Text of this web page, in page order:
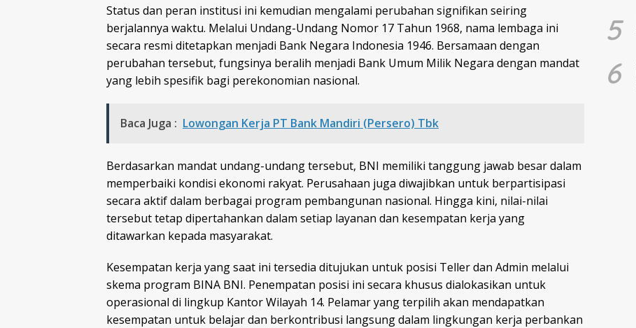
Status dan peran institusi ini kemudian mengalami perubahan signifikan seiring
berjalannya waktu. Melalui Undang-Undang Nomor 17 Tahun 1968, nama lembaga ini
secara resmi ditetapkan menjadi Bank Negara Indonesia 1946. Bersamaan dengan
perubahan tersebut, fungsinya beralih menjadi Bank Umum Milik Negara dengan mandat
yang lebih spesifik bagi perekonomian nasional.
Baca Juga : Lowongan Kerja PT Bank Mandiri (Persero) Tbk
Berdasarkan mandat undang-undang tersebut, BNI memiliki tanggung jawab besar dalam
memperbaiki kondisi ekonomi rakyat. Perusahaan juga diwajibkan untuk berpartisipasi
secara aktif dalam berbagai program pembangunan nasional. Hingga kini, nilai-nilai
tersebut tetap dipertahankan dalam setiap layanan dan kesempatan kerja yang
ditawarkan kepada masyarakat.
Kesempatan kerja yang saat ini tersedia ditujukan untuk posisi Teller dan Admin melalui
skema program BINA BNI. Penempatan posisi ini secara khusus dialokasikan untuk
operasional di lingkup Kantor Wilayah 14. Pelamar yang terpilih akan mendapatkan
kesempatan untuk belajar dan berkontribusi langsung dalam lingkungan kerja perbankan
5
6